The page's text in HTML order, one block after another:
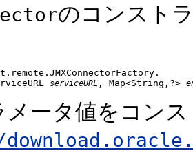
のコンスト
serviceURL , Map<String,?>
メータ値をコン